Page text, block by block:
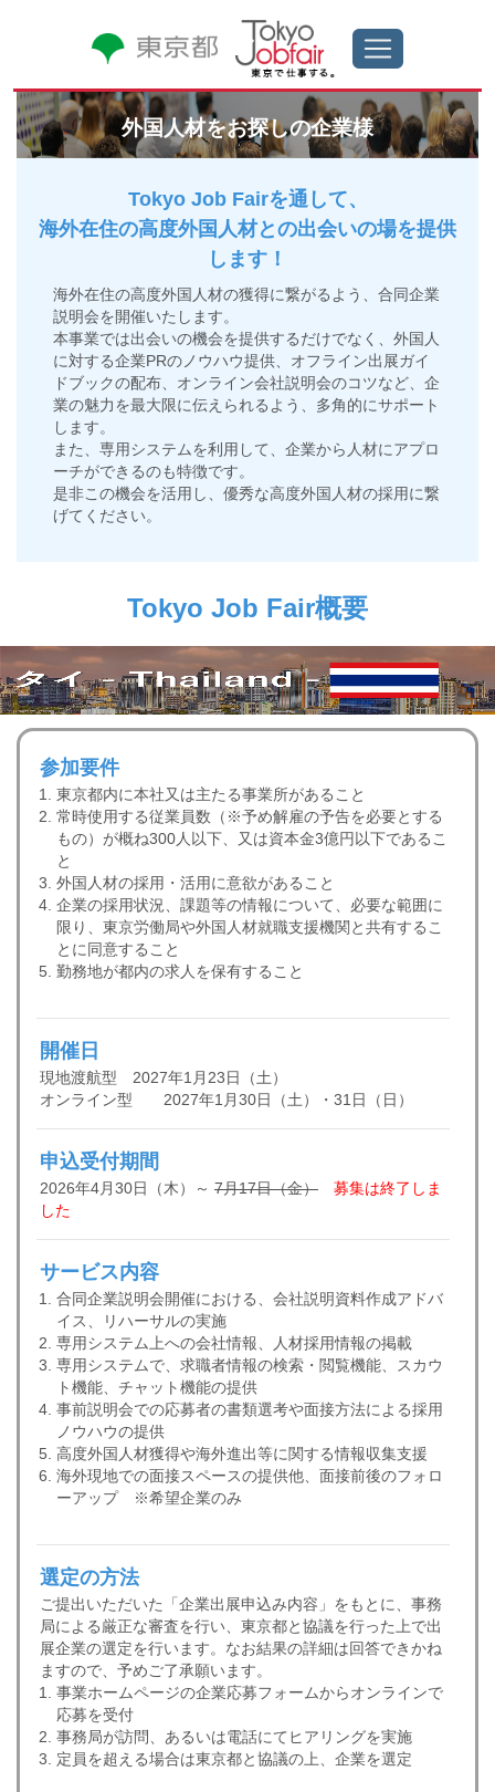
外国人材をお探しの企業様
Tokyo Job Fairを通して、
海外在住の高度外国人材との出会いの場を提供
します！
海外在住の高度外国人材の獲得に繋がるよう、合同企業
説明会を開催いたします。
本事業では出会いの機会を提供するだけでなく、外国人
に対する企業PRのノウハウ提供、オフライン出展ガイ
ドブックの配布、オンライン会社説明会のコツなど、企
業の魅力を最大限に伝えられるよう、多角的にサポート
します。
また、専用システムを利用して、企業から人材にアプロ
ーチができるのも特徴です。
是非この機会を活用し、優秀な高度外国人材の採用に繋
げてください。
Tokyo Job Fair概要
参加要件
東京都内に本社又は主たる事業所があること
常時使用する従業員数（※予め解雇の予告を必要とする
もの）が概ね300人以下、又は資本金3億円以下であるこ
と
外国人材の採用・活用に意欲があること
企業の採用状況、課題等の情報について、必要な範囲に
限り、東京労働局や外国人材就職支援機関と共有するこ
とに同意すること
勤務地が都内の求人を保有すること
開催日
現地渡航型 2027年1月23日（土）
オンライン型 2027年1月30日（土）・31日（日）
申込受付期間
2026年4月30日（木）～ 7月17日（金）
募集は終了しま
した
サービス内容
合同企業説明会開催における、会社説明資料作成アドバ
イス、リハーサルの実施
専用システム上への会社情報、人材採用情報の掲載
専用システムで、求職者情報の検索・閲覧機能、スカウ
ト機能、チャット機能の提供
事前説明会での応募者の書類選考や面接方法による採用
ノウハウの提供
高度外国人材獲得や海外進出等に関する情報収集支援
海外現地での面接スペースの提供他、面接前後のフォロ
ーアップ ※希望企業のみ
選定の方法
ご提出いただいた「企業出展申込み内容」をもとに、事務
局による厳正な審査を行い、東京都と協議を行った上で出
展企業の選定を行います。なお結果の詳細は回答できかね
ますので、予めご了承願います。
事業ホームページの企業応募フォームからオンラインで
応募を受付
事務局が訪問、あるいは電話にてヒアリングを実施
定員を超える場合は東京都と協議の上、企業を選定